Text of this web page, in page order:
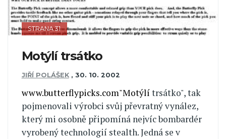
STRANA 31
Motýlí trsátko
JIŘÍ POLÁŠEK , 30. 10. 2002
www.butterflypicks.com"Motýlítrsátko", tak
pojmenovali výrobci svůj převratný vynález,
který mi osobně připomíná nejvíc bombardér
vyrobený technologií stealth. Jedná se v